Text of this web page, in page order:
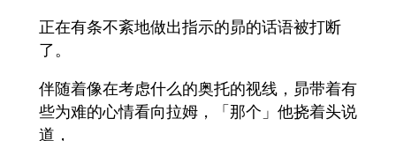
正在有条不紊地做出指示的昴的话语被打断
了。
伴随着像在考虑什么的奥托的视线，昴带着有
些为难的心情看向拉姆，「那个」他挠着头说
道，